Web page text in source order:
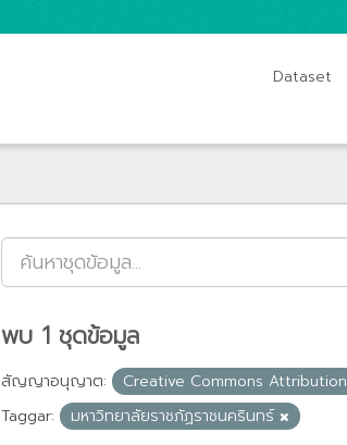
Dataset
พบ 1 ชุดข้อมูล
สัญญาอนุญาต: Creative Commons Attribution
Taggar:
มหาวิทยาลัยราชภัฏราชนครินทร์